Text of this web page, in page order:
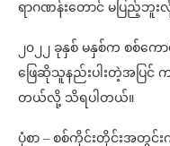
ရာဂဏန်းတောင် မပြည့်ဘူ
၂၀၂၂ ခုနှစ် မနှစ်က စစ်က
ဖြေဆိုသူနည်းပါးတဲ့အပြင်
တယ်လို့ သိရပါတယ်။
ပုံစာ – စစ်ကိုင်းတိုင်းအတွင်း